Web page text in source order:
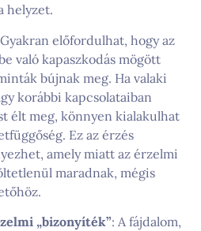
helyzet.
előfordulhat, hogy az
való kapaszkodás mögött
bújnak meg. Ha valaki
korábbi kapcsolataiban
élt meg, könnyen kialakulhat
Ez az érzés
amely miatt az érzelmi
maradnak, mégis
„bizonyíték”: A fájdalom,